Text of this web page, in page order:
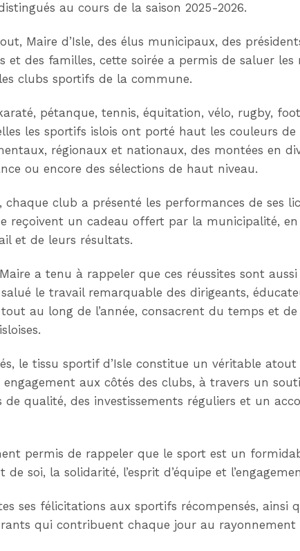
au cours de la saison 2025-2026.
Maire d’Isle, des élus municipaux, des
et des familles, cette soirée a permis de saluer
clubs sportifs de la commune.
pétanque, tennis, équitation, vélo, rugby,
les sportifs islois ont porté haut les couleurs
régionaux et nationaux, des montées en
ou encore des sélections de haut niveau.
chaque club a présenté les performances de ses
reçoivent un cadeau offert par la municipalité,
et de leurs résultats.
a tenu à rappeler que ces réussites sont
le travail remarquable des dirigeants,
au long de l’année, consacrent du temps et de
le tissu sportif d’Isle constitue un véritable
aux côtés des clubs, à travers un
de qualité, des investissements réguliers et un
permis de rappeler que le sport est un
de soi, la solidarité, l’esprit d’équipe et
ses félicitations aux sportifs récompensés, ainsi
qui contribuent chaque jour au